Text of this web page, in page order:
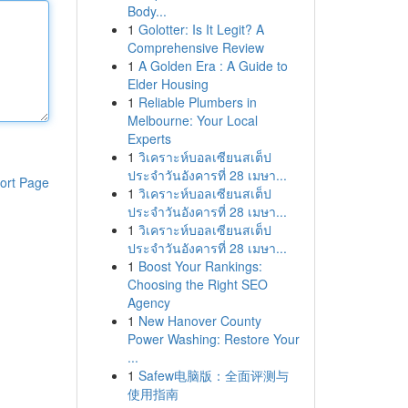
Page
Body...
1 Golotter: Is It Legit? A
Comprehensive Review
1 A Golden Era : A Guide to
Elder Housing
1 Reliable Plumbers in
Melbourne: Your Local
Experts
1 วิเคราะห์บอลเซียนสเต็ป
ประจำวันอังคารที่ 28 เมษา...
1 วิเคราะห์บอลเซียนสเต็ป
ประจำวันอังคารที่ 28 เมษา...
1 วิเคราะห์บอลเซียนสเต็ป
ประจำวันอังคารที่ 28 เมษา...
1 Boost Your Rankings:
Choosing the Right SEO
Agency
1 New Hanover County
Power Washing: Restore Your
...
1 Safew电脑版：全面评测与
使用指南